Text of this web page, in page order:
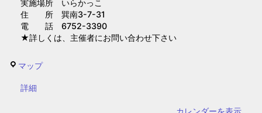
実施場所 いらかっこ
住 所 巽南3-7-31
電 話 6752-3390
★詳しくは、主催者にお問い合わせ下さい
マップい
{title}
詳細